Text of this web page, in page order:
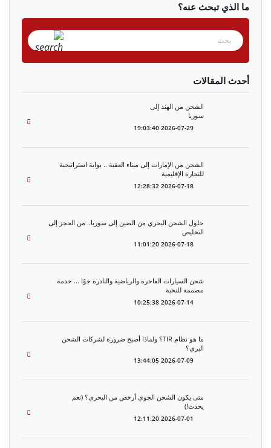
ما الذي تبحث عنه؟
أحدث المقالات
الشحن من الهند إلى
سوريا
2026-07-29 19:03:40
الشحن من الإمارات إلى ميناء العقبة .. بوابة استراتيجية
للتجارة الإقليمية
2026-07-18 12:28:32
حلول الشحن البحري من الصين إلى سوريا.. من الحجز إلى
التخليص
2026-07-18 11:01:20
شحن السيارات الفاخرة والرياضية والنادرة جوًا ... خدمة
مصممة للنخبة
2026-07-14 10:25:38
ما هو نظام TIR؟ ولماذا أصبح ضرورة لشركات الشحن
البري؟
2026-07-09 13:44:05
متى يكون الشحن الجوي أرخص من البحري؟ (نعم
يحدث!)
2026-07-01 12:11:20